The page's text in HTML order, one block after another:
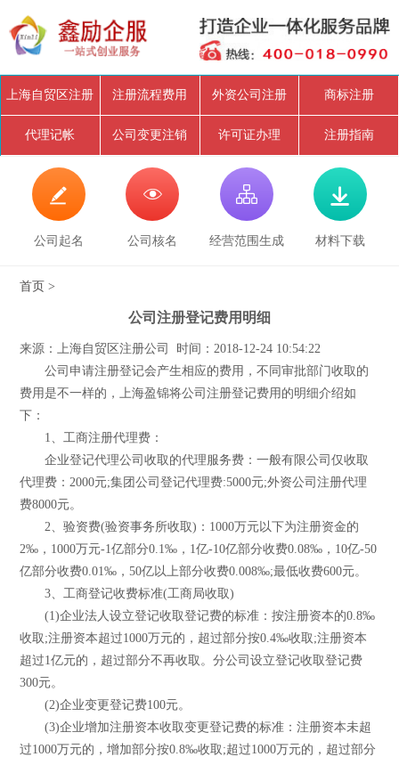
上海自贸区注册 注册流程费用 外资公司注册 商标注册
代理记帐 公司变更注销 许可证办理 注册指南

公司起名

公司核名

经营范围生成

材料下载
首页 >
公司注册登记费用明细
来源：上海自贸区注册公司 时间：2018-12-24 10:54:22
公司申请注册登记会产生相应的费用，不同审批部门收取的
费用是不一样的，上海盈锦将公司注册登记费用的明细介绍如
下：
1、工商注册代理费：
企业登记代理公司收取的代理服务费：一般有限公司仅收取
代理费：2000元;集团公司登记代理费:5000元;外资公司注册代理
费8000元。
2、验资费(验资事务所收取)：1000万元以下为注册资金的
2‰，1000万元-1亿部分0.1‰，1亿-10亿部分收费0.08‰，10亿-50
亿部分收费0.01‰，50亿以上部分收费0.008‰;最低收费600元。
3、工商登记收费标准(工商局收取)
(1)企业法人设立登记收取登记费的标准：按注册资本的0.8‰
收取;注册资本超过1000万元的，超过部分按0.4‰收取;注册资本
超过1亿元的，超过部分不再收取。分公司设立登记收取登记费
300元。
(2)企业变更登记费100元。
(3)企业增加注册资本收取变更登记费的标准：注册资本未超
过1000万元的，增加部分按0.8‰收取;超过1000万元的，超过部分